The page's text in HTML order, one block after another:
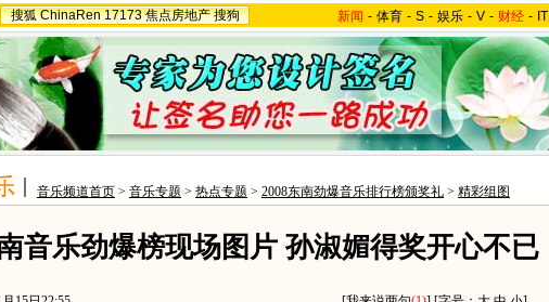
搜狐 ChinaRen 17173 焦点房地产 搜狗 新闻 - 体育 - S - 娱乐 - V - 财经 - IT
音乐频道首页 > 音乐专题 > 热点专题 > 2008东南劲爆音乐排行榜颁奖礼 > 精彩组图
音乐劲爆榜现场图片 孙淑媚得奖开心不已